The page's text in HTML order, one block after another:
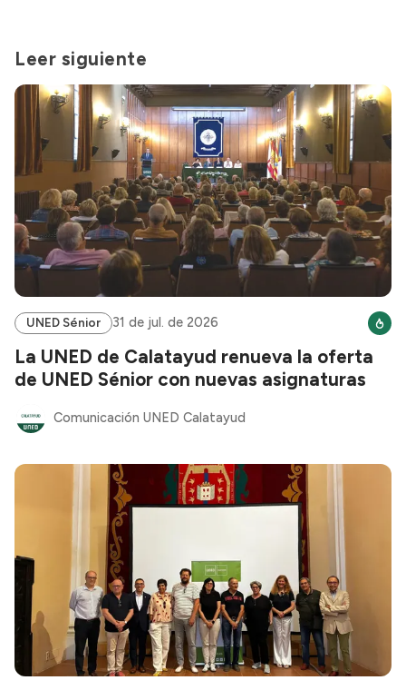
Leer siguiente
UNED Sénior 31 de jul. de 2026
La UNED de Calatayud renueva la oferta
de UNED Sénior con nuevas asignaturas
Comunicación UNED Calatayud